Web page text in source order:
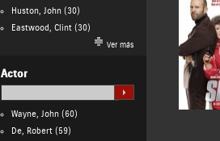
Huston, John(30)
Eastwood, Clint(30)
Ver más
Actor
Wayne, John(60)
De, Robert(59)